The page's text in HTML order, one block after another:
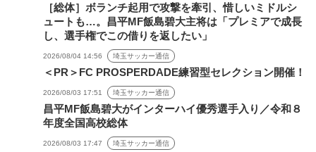
［総体］ボランチ起用で攻撃を牽引、惜しいミドルシ
ュートも…。昌平MF飯島碧大主将は「プレミアで成長
し、選手権でこの借りを返したい」
2026/08/04 14:56 埼玉サッカー通信
＜PR＞FC PROSPERDADE練習型セレクション開催！
2026/08/03 17:51 埼玉サッカー通信
昌平MF飯島碧大がインターハイ優秀選手入り／令和８
年度全国高校総体
2026/08/03 17:47 埼玉サッカー通信